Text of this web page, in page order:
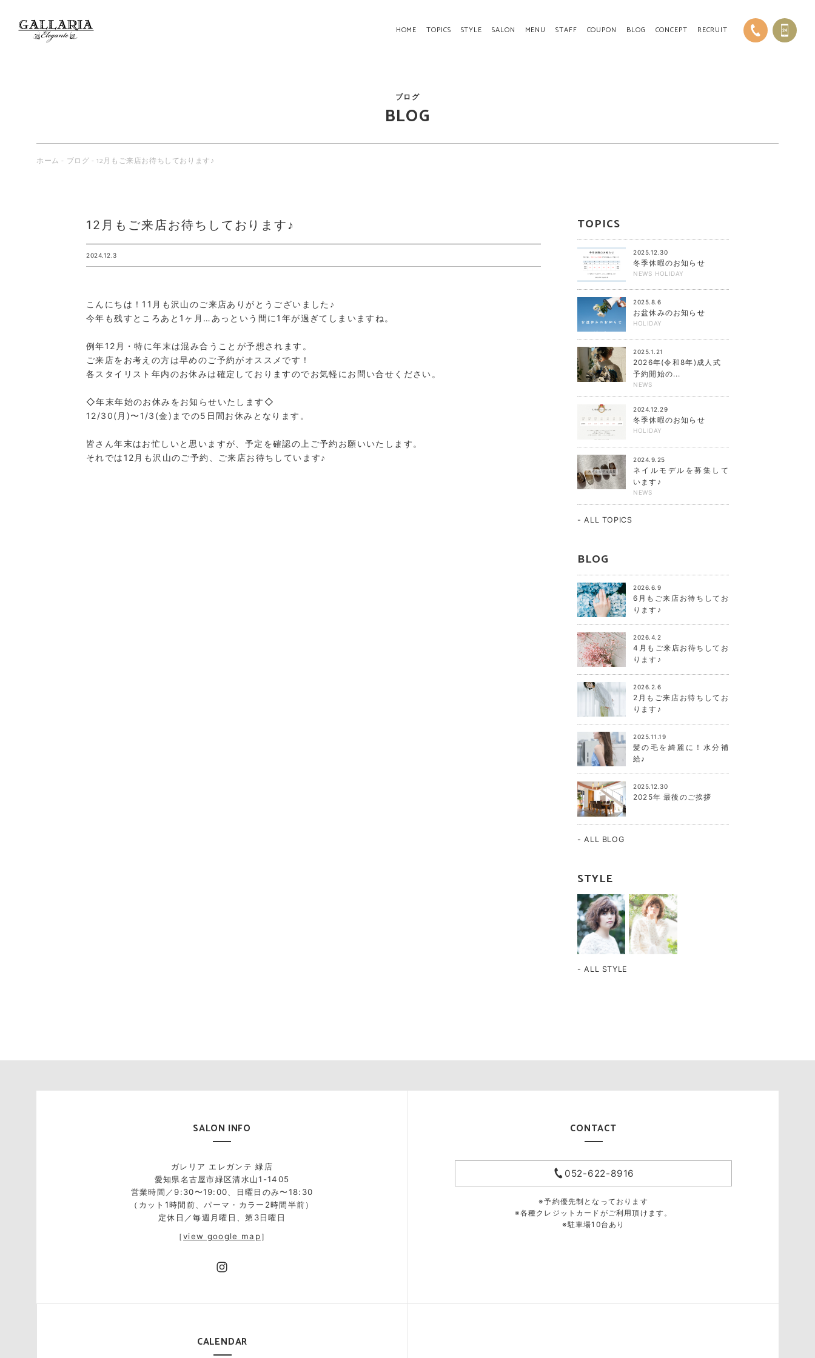
HOME TOPICS STYLE SALON MENU STAFF COUPON BLOG CONCEPT RECRUIT
ブログ
BLOG
ホーム - ブログ -12月もご来店お待ちしております♪
12月もご来店お待ちしております♪
2024.12.3
こんにちは！11月も沢山のご来店ありがとうございました♪
今年も残すところあと1ヶ月…あっという間に1年が過ぎてしまいますね。
例年12月・特に年末は混み合うことが予想されます。
ご来店をお考えの方は早めのご予約がオススメです！
各スタイリスト年内のお休みは確定しておりますのでお気軽にお問い合せください。
◇年末年始のお休みをお知らせいたします◇
12/30(月)〜1/3(金)までの5日間お休みとなります。
皆さん年末はお忙しいと思いますが、予定を確認の上ご予約お願いいたします。
それでは12月も沢山のご予約、ご来店お待ちしています♪
TOPICS
2025.12.30
冬季休暇のお知らせ
NEWS HOLIDAY
2025.8.6
お盆休みのお知らせ
HOLIDAY
2025.1.21
2026年(令和8年)成人式
予約開始の...
NEWS
2024.12.29
冬季休暇のお知らせ
HOLIDAY
2024.9.25
ネイルモデルを募集して
います♪
NEWS
- ALL TOPICS
BLOG
2026.6.9
6月もご来店お待ちしてお
ります♪
2026.4.2
4月もご来店お待ちしてお
ります♪
2026.2.6
2月もご来店お待ちしてお
ります♪
2025.11.19
髪の毛を綺麗に！水分補
給♪
2025.12.30
2025年 最後のご挨拶
- ALL BLOG
STYLE
- ALL STYLE
SALON INFO
ガレリア エレガンテ 緑店
愛知県名古屋市緑区清水山1-1405
営業時間／9:30〜19:00、日曜日のみ〜18:30
（カット1時間前、パーマ・カラー2時間半前）
定休日／毎週月曜日、第3日曜日
［view google map］
CONTACT
052-622-8916
※予約優先制となっております
※各種クレジットカードがご利用頂けます。
※駐車場10台あり
CALENDAR